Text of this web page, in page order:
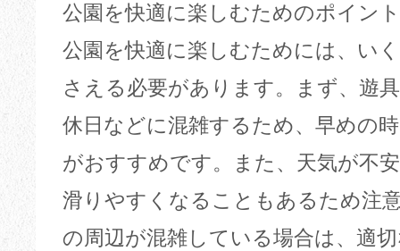
公園を快適に楽しむためのポイント
公園を快適に楽しむためには、い
さえる必要があります。まず、遊
休日などに混雑するため、早めの
がおすすめです。また、天気が不
滑りやすくなることもあるため
の周辺が混雑している場合は、適